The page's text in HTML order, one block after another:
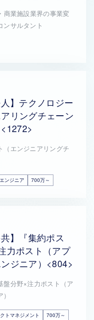
商業施設業界の事業変
ンサルタント
】テクノロジー
リングチェーン
（エンジニアリングチ
ンジニア 700万～
】『集約ポス
力ポスト（アプ
ジニア）<804>
盤分野×注力ポスト（ア
トマネジメント 700万～